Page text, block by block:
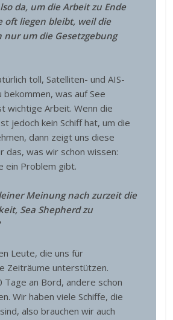
da, um die Arbeit zu Ende
oft liegen bleibt, weil die
nur um die Gesetzgebung
toll, Satelliten- und AIS-
bekommen, was auf See
wichtige Arbeit. Wenn die
jedoch kein Schiff hat, um die
dann zeigt uns diese
das, was wir schon wissen:
ein Problem gibt.
Meinung nach zurzeit die
Sea Shepherd zu
Leute, die uns für
Zeiträume unterstützen.
Tage an Bord, andere schon
Wir haben viele Schiffe, die
also brauchen wir auch